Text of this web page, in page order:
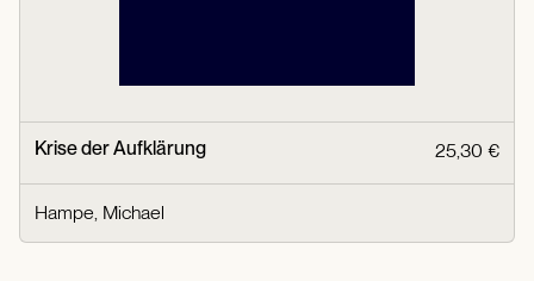
Krise der Aufklärung 25,30 €
Hampe, Michael